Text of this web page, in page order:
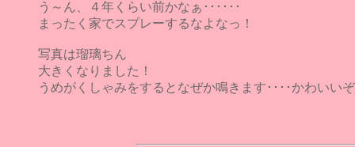
う～ん、４年くらい前かなぁ･･････
まったく家でスプレーするなよなっ！
写真は瑠璃ちん
大きくなりました！
うめがくしゃみをするとなぜか鳴きます････かわいい